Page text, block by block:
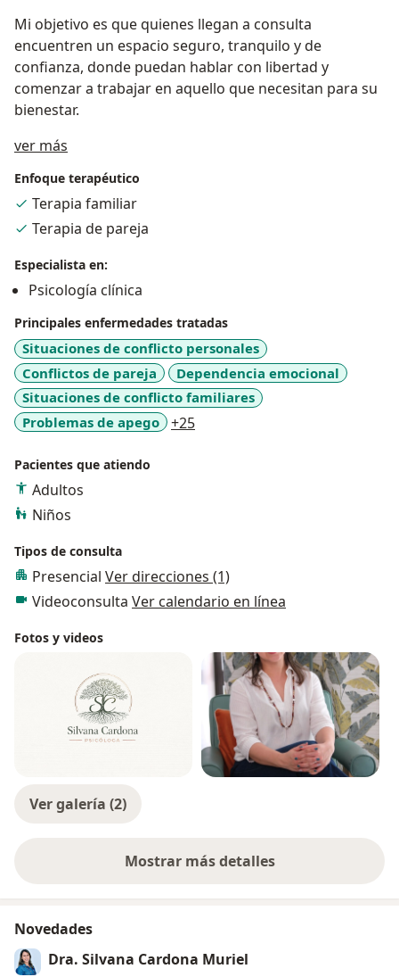
Mi objetivo es que quienes llegan a consulta
encuentren un espacio seguro, tranquilo y de
confianza, donde puedan hablar con libertad y
comenzar a trabajar en aquello que necesitan para su
bienestar.
ver más
Enfoque terapéutico
Terapia familiar
Terapia de pareja
Especialista en:
Psicología clínica
Principales enfermedades tratadas
Situaciones de conflicto personales
Conflictos de pareja
Dependencia emocional
Situaciones de conflicto familiares
Problemas de apego
+25a11y_sr_more_diseases
Pacientes que atiendo
Adultos
Niños
Tipos de consulta
Presencial Ver direcciones (1)
Videoconsulta Ver calendario en línea
Fotos y videos
Ver galería (2)
Mostrar más detalles
sobre la experiencia
Novedades
Dra. Silvana Cardona Muriel